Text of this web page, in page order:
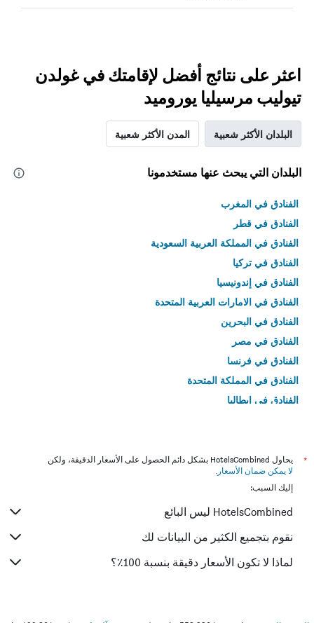
اعثر على نتائج أفضل لإقامتك في غولدن
تيوليب مرسيليا يوروميد
البلدان الأكثر شعبية المدن الأكثر شعبية
البلدان التي يبحث عنها مستخدمونا
الفنادق في المغرب
الفنادق في قطر
الفنادق في المملكة العربية السعودية
الفنادق في تركيا
الفنادق في إندونيسيا
الفنادق في الامارات العربية المتحدة
الفنادق في البحرين
الفنادق في مصر
الفنادق في فرنسا
الفنادق في المملكة المتحدة
الفنادق في إيطاليا
*
يحاول HotelsCombined بشكل دائم الحصول على الأسعار الدقيقة، ولكن
لا يمكن ضمان الأسعار .
إليك السبب:
HotelsCombined ليس البائع
نقوم بتجميع الكثير من البيانات لك
لماذا لا تكون الأسعار دقيقة بنسبة 100٪؟